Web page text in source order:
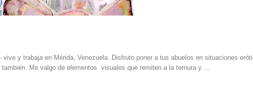
y trabaja en Mérida, Venezuela. Disfruto poner a tus abuelos en situaciones
también. Me valgo de elementos visuales que remiten a la ternura y …